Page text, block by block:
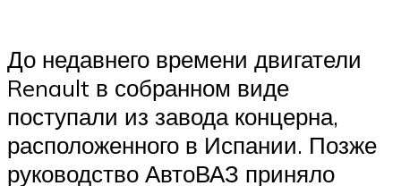
До недавнего времени двигатели
Renault в собранном виде
поступали из завода концерна,
расположенного в Испании. Позже
руководство АвтоВАЗ приняло